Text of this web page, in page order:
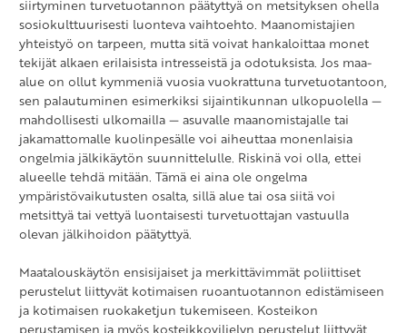
siirtyminen turvetuotannon päätyttyä on metsityksen ohella
sosiokulttuurisesti luonteva vaihtoehto. Maanomistajien
yhteistyö on tarpeen, mutta sitä voivat hankaloittaa monet
tekijät alkaen erilaisista intresseistä ja odotuksista. Jos maa-
alue on ollut kymmeniä vuosia vuokrattuna turvetuotantoon,
sen palautuminen esimerkiksi sijaintikunnan ulkopuolella —
mahdollisesti ulkomailla — asuvalle maanomistajalle tai
jakamattomalle kuolinpesälle voi aiheuttaa monenlaisia
ongelmia jälkikäytön suunnittelulle. Riskinä voi olla, ettei
alueelle tehdä mitään. Tämä ei aina ole ongelma
ympäristövaikutusten osalta, sillä alue tai osa siitä voi
metsittyä tai vettyä luontaisesti turvetuottajan vastuulla
olevan jälkihoidon päätyttyä.
Maatalouskäytön ensisijaiset ja merkittävimmät poliittiset
perustelut liittyvät kotimaisen ruoantuotannon edistämiseen
ja kotimaisen ruokaketjun tukemiseen. Kosteikon
perustamisen ja myös kosteikkoviljelyn perustelut liittyvät